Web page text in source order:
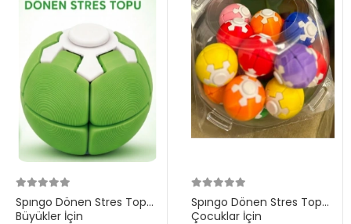
Spıngo Dönen Stres Topu
Büyükler İçin
Spıngo Dönen Stres Topu
Çocuklar İçin